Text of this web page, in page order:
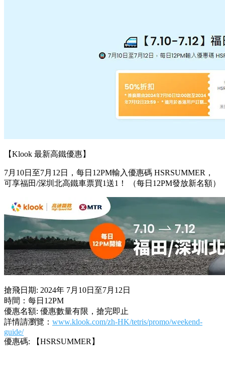
【Klook 最新高鐵優惠】
7月10日至7月12日，每日12PM輸入優惠碼 HSRSUMMER，
可享福田/深圳北高鐵車票買1送1！ （每日12PM發放新名額）
搶飛日期: 2024年 7月10日至7月12日
時間：每日12PM
優惠名額: 優惠數量有限，搶完即止
詳情請瀏覽： www.klook.com/zh-HK/tetris/promo/weekend-
guide/
優惠碼: 【HSRSUMMER】